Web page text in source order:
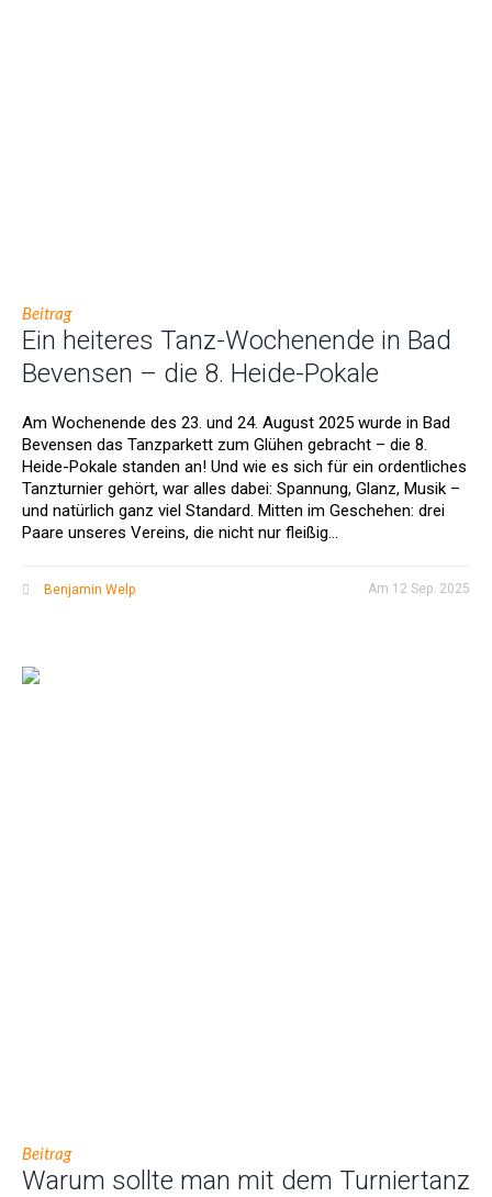
Beitrag
Ein heiteres Tanz-Wochenende in Bad
Bevensen – die 8. Heide-Pokale
Am Wochenende des 23. und 24. August 2025 wurde in Bad
Bevensen das Tanzparkett zum Glühen gebracht – die 8.
Heide-Pokale standen an! Und wie es sich für ein ordentliches
Tanzturnier gehört, war alles dabei: Spannung, Glanz, Musik –
und natürlich ganz viel Standard. Mitten im Geschehen: drei
Paare unseres Vereins, die nicht nur fleißig...
Am 12 Sep. 2025
Benjamin Welp
Beitrag
Warum sollte man mit dem Turniertanz